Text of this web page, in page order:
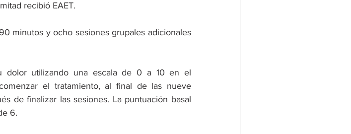
recibió EAET.
minutos y ocho sesiones grupales adicionales
dolor utilizando una escala de 0 a 10 en el
el tratamiento, al final de las nueve
de finalizar las sesiones. La puntuación basal
6.